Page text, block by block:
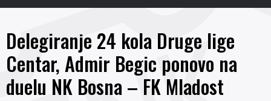
Delegiranje 24 kola Druge lige
Centar, Admir Begic ponovo na
duelu NK Bosna – FK Mladost